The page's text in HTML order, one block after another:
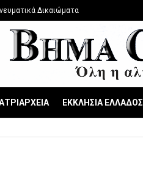
Δικαιώματα
ΕΚΚΛΗΣΙΑ ΕΛΛΑΔΟΣ